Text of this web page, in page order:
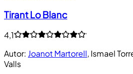
Tirant Lo Blanc
4,1
Autor: Joanot Martorell, Ismael
Valls